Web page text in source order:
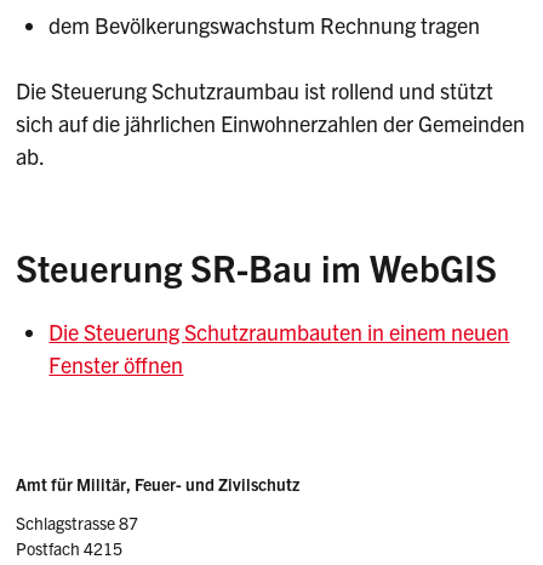
dem Bevölkerungswachstum Rechnung tragen
Die Steuerung Schutzraumbau ist rollend und stützt
sich auf die jährlichen Einwohnerzahlen der Gemeinden
ab.
Steuerung SR-Bau im WebGIS
Die Steuerung Schutzraumbauten in einem neuen
Fenster öffnen
Sidebar
Adresse
Amt für Militär, Feuer- und Zivilschutz
Schlagstrasse 87
Postfach 4215